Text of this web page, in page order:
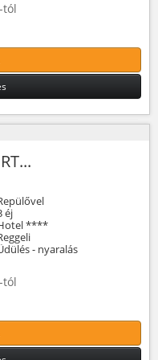
tól
éj
****
- nyaralás
tól